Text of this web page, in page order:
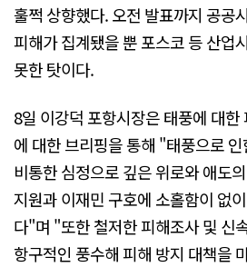
훌쩍 상향했다. 오전 발표까지 공공
피해가 집계됐을 뿐 포스코 등 산업
못한 탓이다.
8일 이강덕 포항시장은 태풍에 대
에 대한 브리핑을 통해 "태풍으로
비통한 심정으로 깊은 위로와 애도
지원과 이재민 구호에 소홀함이 없
다"며 "또한 철저한 피해조사 및 신
항구적인 풍수해 피해 방지 대책을